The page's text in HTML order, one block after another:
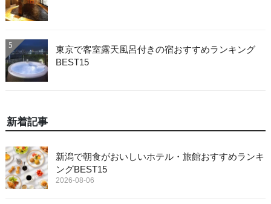
5
東京で客室露天風呂付きの宿おすすめランキング
BEST15
新着記事
新潟で朝食がおいしいホテル・旅館おすすめランキ
ングBEST15
2026-08-06